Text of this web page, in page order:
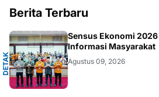
Berita Terbaru
D
E
T
A
K
N
U
S
A
N
T
A
RA
Sensus Ekonomi 2026 Butuhkan keterbukaan
Informasi Masyarakat
Agustus 09, 2026